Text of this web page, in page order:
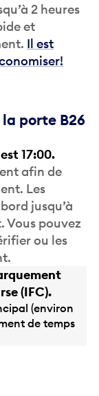
2 heures
et
Il est
porte B26
17:00.
afin de
Les
jusqu’à
Vous pouvez
ou les
(IFC).
(environ
de temps